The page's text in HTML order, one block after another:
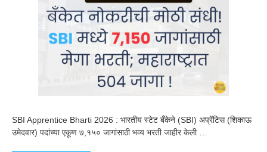
SBI Apprentice Bharti 2026 : भारतीय स्टेट बँकेने (SBI) अप्रेंटिस (शिकाऊ
उमेदवार) पदांच्या एकूण ७,१५० जागांसाठी भव्य भरती जाहीर केली …